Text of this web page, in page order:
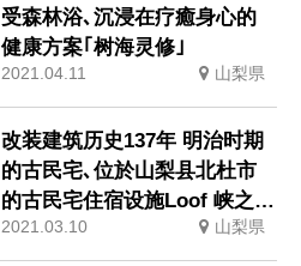
受森林浴､沉浸在疗癒身心的
健康方案｢树海灵修｣
2021.04.11 山梨県
改装建筑历史137年 明治时期
的古民宅､位於山梨县北杜市
的古民宅住宿设施Loof 峡之家
於2021年3月12日隆重开幕
2021.03.10 山梨県